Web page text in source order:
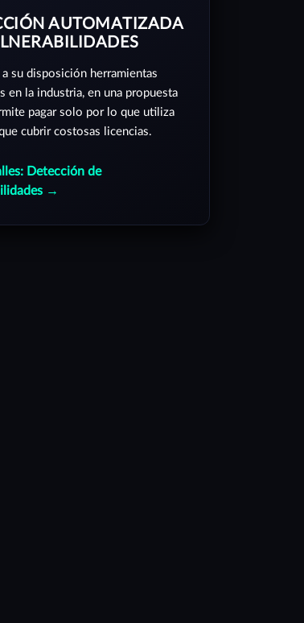
AUTOMATIZADA
a su disposición herramientas
en la industria, en una propuesta
pagar solo por lo que utiliza
cubrir costosas licencias.
Detección de
→